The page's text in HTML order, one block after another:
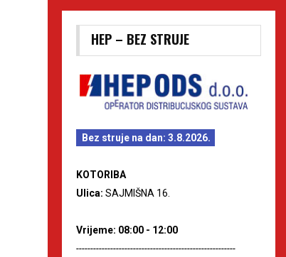
HEP – BEZ STRUJE
Bez struje na dan: 3.8.2026.
KOTORIBA
Ulica: SAJMIŠNA 16.
Vrijeme: 08:00 - 12:00
--------------------------------------------------------